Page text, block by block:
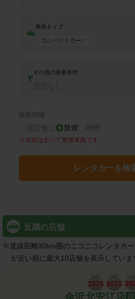
車両タイプ
コンパクトカー
その他の検索条件
禁煙/喫煙
指定無し 禁煙 喫煙
※ 当店はすべて禁煙車両です
レンタカーを検
近隣の店舗
※直線距離30km圏のニコニコレンタカ
が近い順に最大10店舗を表示していま